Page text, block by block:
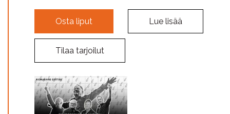
Osta liput Lue lisää
Tilaa tarjoilut